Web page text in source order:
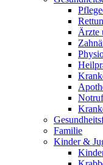
Ärzte
Familie
Kinder &